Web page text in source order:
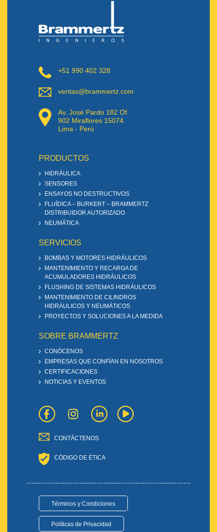
+51 990 402 328
ventas@brammertz.com
Av. José Pardo 182 Of.
902 Miraflores 15074.
Lima - Perú
PRODUCTOS
HIDRÁULICA
SENSORES
ENSAYOS NO DESTRUCTIVOS
FLUÍDICA – BURKERT – BRAMMERTZ
DISTRIBUIDOR AUTORIZADO
NEUMÁTICA
SERVICIOS
BOMBAS Y MOTORES HIDRÁULICOS
MANTENIMIENTO Y RECARGA DE
ACUMULADORES HIDRÁULICOS
FLUSHING DE SISTEMAS HIDRÁULICOS
MANTENIMIENTO DE CILINDROS
HIDRÁULICOS Y NEUMÁTICOS
PROYECTOS Y SOLUCIONES A LA MEDIDA
SOBRE BRAMMERTZ
CONÓCENOS
EMPRESAS QUE CONFÍAN EN NOSOTROS
CERTIFICACIONES
NOTICIAS Y EVENTOS
CONTÁCTENOS
CÓDIGO DE ÉTICA
Términos y Condiciones
Políticas de Privacidad